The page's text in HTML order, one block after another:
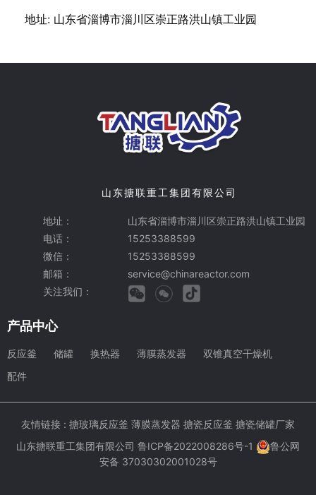
地址: 山东省淄博市淄川区崇正路洪山镇工业园
山东搪联重工集团有限公司
地址：
山东省淄博市淄川区崇正路洪山镇工业园
电话：
15253388599
微信：
15253388599
邮箱：
service@chinareactor.com
关注我们：
产品中心
反应釜 储罐 换热器 薄膜蒸发器
双锥真空干燥机
配件
友情链接 : 搪玻璃反应釜 薄膜蒸发器 搪瓷反应釜 搪瓷储罐厂家
山东搪联重工集团有限公司 鲁ICP备2022008286号-1
鲁公网
安备 37030302001028号